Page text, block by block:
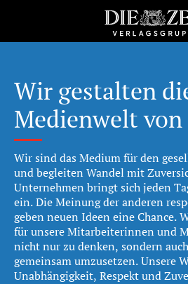
Wir gestalten
Medienwelt
Wir sind das Medium für den
und begleiten Wandel mit
Unternehmen bringt sich jeden
ein. Die Meinung der anderen
geben neuen Ideen eine Chance.
für unsere Mitarbeiterinnen und
nicht nur zu denken, sondern
gemeinsam umzusetzen. Unsere
Unabhängigkeit, Respekt und